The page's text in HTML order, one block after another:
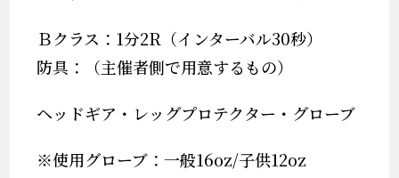
Ｂクラス：1分2R（インターバル30秒）
防具：（主催者側で用意するもの）
ヘッドギア・レッグプロテクター・グローブ
※使用グローブ：一般16oz/子供12oz